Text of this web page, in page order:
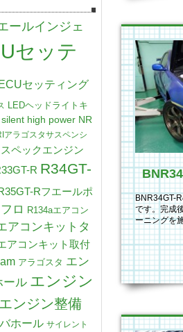
BNR34GT-
です。完成
ーニングを
が終わり
ールインジェ
セッテ
セッティング
LEDヘッドライトキ
high power NR
アラゴスタサスペンシ
ペックエンジン
R R34GT-
Rフエールポ
ロ R134aエアコン
アコンキットタ
アコンキット取付
アラゴスタ エン
ール エンジン
エンジン整備
ホール サイレント